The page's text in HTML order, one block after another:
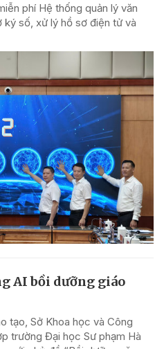
phí Hệ thống quản lý văn
ký số, xử lý hồ sơ điện tử và
AI bồi dưỡng giáo
tạo, Sở Khoa học và Công
trường Đại học Sư phạm Hà